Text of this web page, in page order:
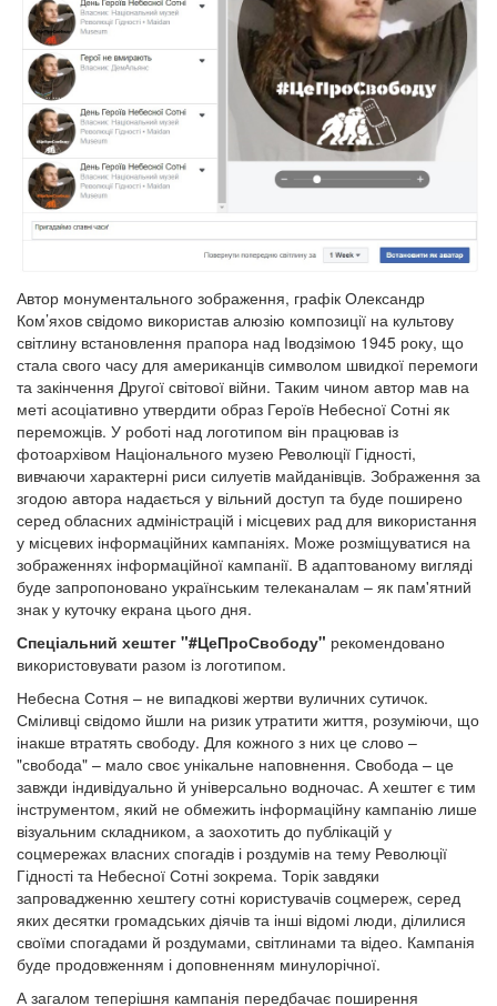
Автор монументального зображення, графік Олександр
Ком’яхов свідомо використав алюзію композиції на культову
світлину встановлення прапора над Іводзімою 1945 року, що
стала свого часу для американців символом швидкої перемоги
та закінчення Другої світової війни. Таким чином автор мав на
меті асоціативно утвердити образ Героїв Небесної Сотні як
переможців. У роботі над логотипом він працював із
фотоархівом Національного музею Революції Гідності,
вивчаючи характерні риси силуетів майданівців. Зображення за
згодою автора надається у вільний доступ та буде поширено
серед обласних адміністрацій і місцевих рад для використання
у місцевих інформаційних кампаніях. Може розміщуватися на
зображеннях інформаційної кампанії. В адаптованому вигляді
буде запропоновано українським телеканалам – як пам'ятний
знак у куточку екрана цього дня.
Спеціальний хештег "#ЦеПроСвободу" рекомендовано
використовувати разом із логотипом.
Небесна Сотня – не випадкові жертви вуличних сутичок.
Сміливці свідомо йшли на ризик утратити життя, розуміючи, що
інакше втратять свободу. Для кожного з них це слово –
"свобода" – мало своє унікальне наповнення. Свобода – це
завжди індивідуально й універсально водночас. А хештег є тим
інструментом, який не обмежить інформаційну кампанію лише
візуальним складником, а заохотить до публікацій у
соцмережах власних спогадів і роздумів на тему Революції
Гідності та Небесної Сотні зокрема. Торік завдяки
запровадженню хештегу сотні користувачів соцмереж, серед
яких десятки громадських діячів та інші відомі люди, ділилися
своїми спогадами й роздумами, світлинами та відео. Кампанія
буде продовженням і доповненням минулорічної.
А загалом теперішня кампанія передбачає поширення